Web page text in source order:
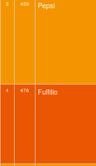
3 459 Pepsi
4 476 Fulfilio